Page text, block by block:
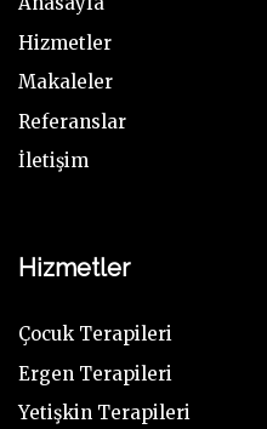
Hizmetler
Makaleler
Referanslar
İletişim
Hizmetler
Çocuk Terapileri
Ergen Terapileri
Yetişkin Terapileri